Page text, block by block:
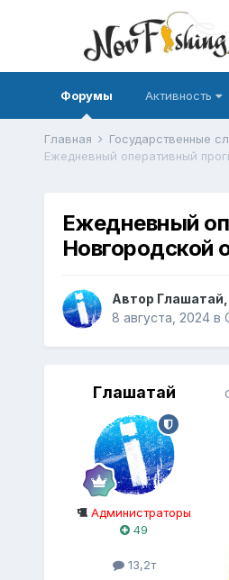
Форумы Активность
Главная Государственные
Ежедневный
Новгородской
Автор Глашатай
8 августа, 2024в
Глашатай
Администраторы
49
13,2т